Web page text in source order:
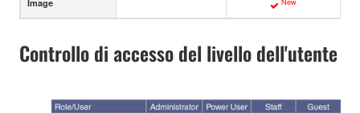
Image
Controllo di accesso del livello dell'utente